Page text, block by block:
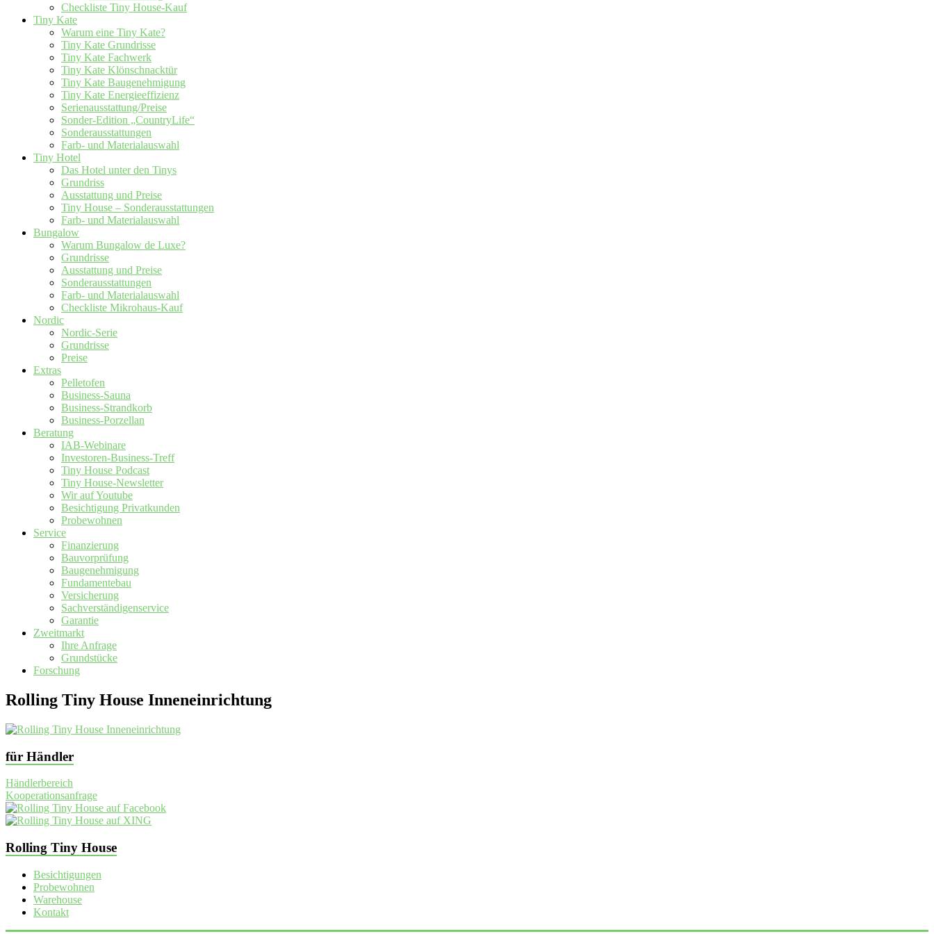
Checkliste Tiny House-Kauf
Tiny Kate
Warum eine Tiny Kate?
Tiny Kate Grundrisse
Tiny Kate Fachwerk
Tiny Kate Klönschnacktür
Tiny Kate Baugenehmigung
Tiny Kate Energieeffizienz
Serienausstattung/Preise
Sonder-Edition „CountryLife“
Sonderausstattungen
Farb- und Materialauswahl
Tiny Hotel
Das Hotel unter den Tinys
Grundriss
Ausstattung und Preise
Tiny House – Sonderausstattungen
Farb- und Materialauswahl
Bungalow
Warum Bungalow de Luxe?
Grundrisse
Ausstattung und Preise
Sonderausstattungen
Farb- und Materialauswahl
Checkliste Mikrohaus-Kauf
Nordic
Nordic-Serie
Grundrisse
Preise
Extras
Pelletofen
Business-Sauna
Business-Strandkorb
Business-Porzellan
Beratung
IAB-Webinare
Investoren-Business-Treff
Tiny House Podcast
Tiny House-Newsletter
Wir auf Youtube
Besichtigung Privatkunden
Probewohnen
Service
Finanzierung
Bauvorprüfung
Baugenehmigung
Fundamentebau
Versicherung
Sachverständigenservice
Garantie
Zweitmarkt
Ihre Anfrage
Grundstücke
Forschung
Rolling Tiny House Inneneinrichtung
für Händler
Händlerbereich
Kooperationsanfrage
Rolling Tiny House
Besichtigungen
Probewohnen
Warehouse
Kontakt